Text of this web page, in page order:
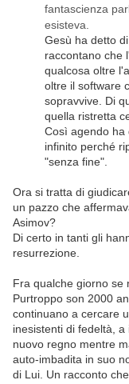
fantascienza
esisteva.
Gesù ha detto
raccontano che
qualcosa oltre
oltre il software
sopravvive. Di
quella ristretta
Così agendo ha
infinito perché
"senza fine".
Ora si tratta di
un pazzo che
Asimov?
Di certo in tanti gli
resurrezione.
Fra qualche giorno se
Purtroppo son 2000
continuano a cercare
inesistenti di fedeltà,
nuovo regno mentre
auto-imbadita in suo
di Lui. Un racconto